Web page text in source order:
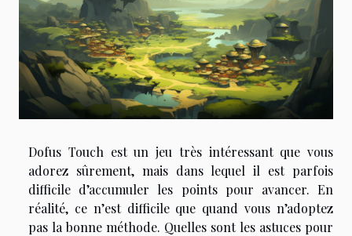
Dofus Touch est un jeu très intéressant que vous
adorez sûrement, mais dans lequel il est parfois
difficile d’accumuler les points pour avancer. En
réalité, ce n’est difficile que quand vous n’adoptez
pas la bonne méthode. Quelles sont les astuces pour